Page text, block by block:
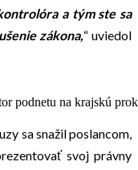
a tým ste sa
zákona,“ uviedol
podnetu na krajskú
sa snažil poslancom,
svoj právny